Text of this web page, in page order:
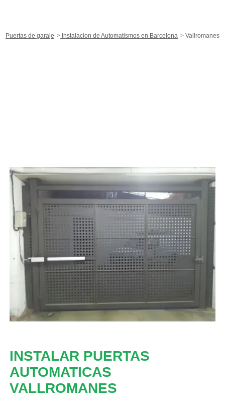
Puertas de garaje Instalacion de Automatismos en Barcelona Vallromanes
INSTALAR PUERTAS
AUTOMATICAS
VALLROMANES